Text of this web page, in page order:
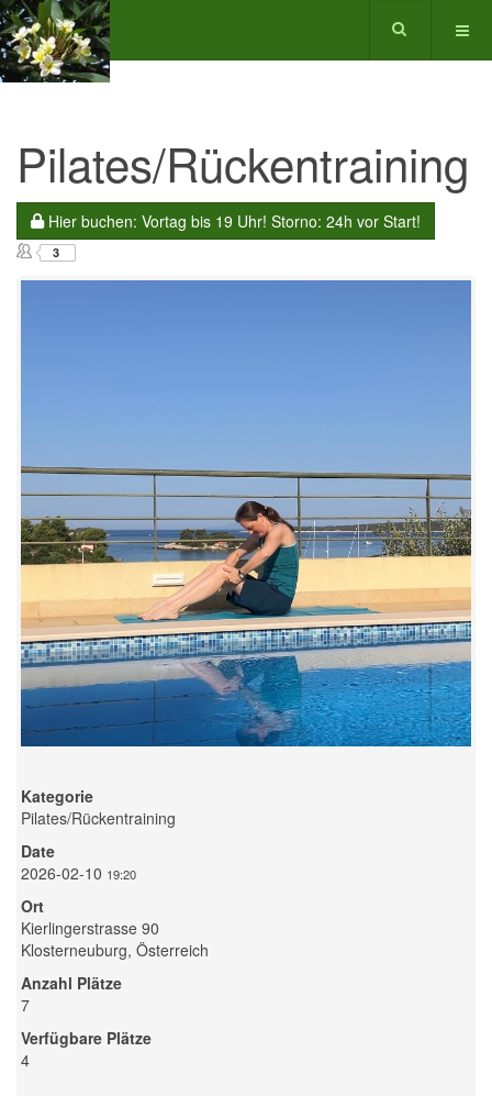
Pilates/Rückentraining
Hier buchen: Vortag bis 19 Uhr! Storno: 24h vor Start!
3
Kategorie
Pilates/Rückentraining
Date
2026-02-10 19:20
Ort
Kierlingerstrasse 90
Klosterneuburg, Österreich
Anzahl Plätze
7
Verfügbare Plätze
4